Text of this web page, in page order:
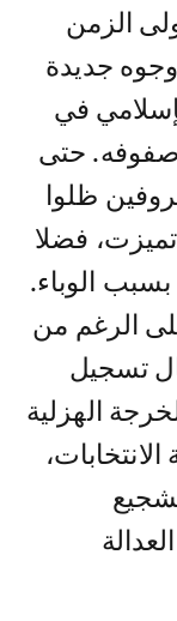
الزمن
جديدة
في
صفوفه. حتى
ظلوا
فضلا
بسبب الوباء.
الرغم من
تسجيل
الهزلية